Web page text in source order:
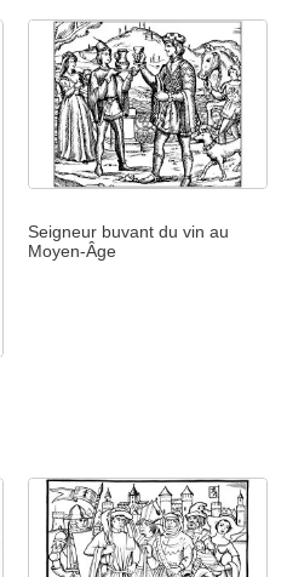
Seigneur buvant du vin au
Moyen-Âge